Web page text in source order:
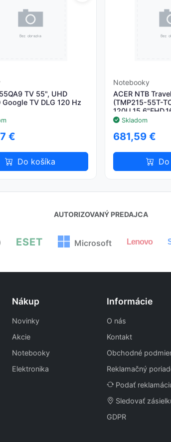
TV 55", UHD
Google TV DLG 120 Hz
€
Do košíka
Notebooky
ACER NTB
(TMP215-55T-
SSD,Intel
Skladom
681,59 €
AUTORIZOVANÝ PREDAJCA
ESET Microsoft Lenovo
Nákup
Novinky
Akcie
Notebooky
Elektronika
Informácie
O nás
Kontakt
Obchodné
Reklamačný
Podať
Sledovať
GDPR